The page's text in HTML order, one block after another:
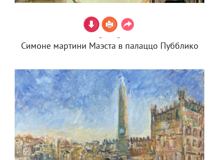
Симоне мартини Маэста в палаццо Пубблико